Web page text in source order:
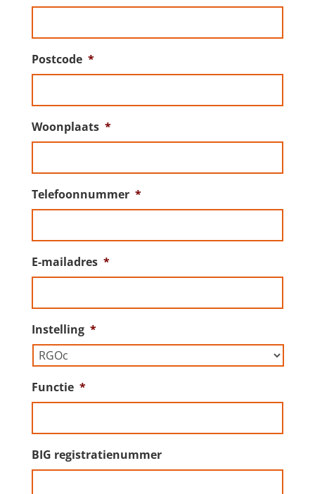
Postcode *
Woonplaats *
Telefoonnummer *
E-mailadres *
Instelling *
Functie *
BIG registratienummer